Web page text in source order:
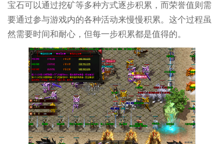
宝石可以通过挖矿等多种方式逐步积累，而荣誉值则需
要通过参与游戏内的各种活动来慢慢积累。这个过程虽
然需要时间和耐心，但每一步积累都是值得的。